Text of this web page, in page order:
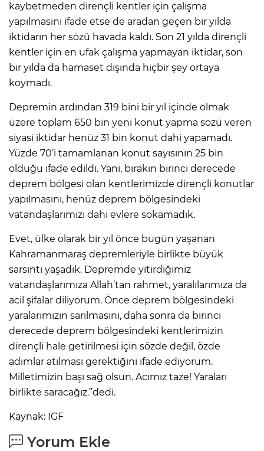
kaybetmeden dirençli kentler için çalışma
yapılmasını ifade etse de aradan geçen bir yılda
iktidarın her sözü havada kaldı. Son 21 yılda dirençli
kentler için en ufak çalışma yapmayan iktidar, son
bir yılda da hamaset dışında hiçbir şey ortaya
koymadı.
Depremin ardından 319 bini bir yıl içinde olmak
üzere toplam 650 bin yeni konut yapma sözü veren
siyasi iktidar henüz 31 bin konut dahi yapamadı.
Yüzde 70’i tamamlanan konut sayısının 25 bin
olduğu ifade edildi. Yani, bırakın birinci derecede
deprem bölgesi olan kentlerimizde dirençli konutlar
yapılmasını, henüz deprem bölgesindeki
vatandaşlarımızı dahi evlere sokamadık.
Evet, ülke olarak bir yıl önce bugün yaşanan
Kahramanmaraş depremleriyle birlikte büyük
sarsıntı yaşadık. Depremde yitirdiğimiz
vatandaşlarımıza Allah’tan rahmet, yaralılarımıza da
acil şifalar diliyorum. Önce deprem bölgesindeki
yaralarımızın sarılmasını, daha sonra da birinci
derecede deprem bölgesindeki kentlerimizin
dirençli hale getirilmesi için sözde değil, özde
adımlar atılması gerektiğini ifade ediyorum.
Milletimizin başı sağ olsun. Acımız taze! Yaraları
birlikte saracağız.”dedi.
Kaynak: IGF
Yorum Ekle